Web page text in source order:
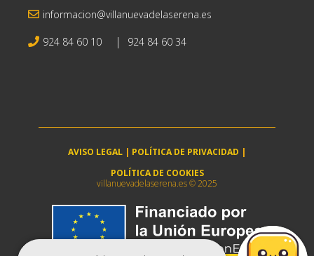
informacion@villanuevadelaserena.es
924 84 60 10 | 924 84 60 34
AVISO LEGAL | POLÍTICA DE PRIVACIDAD |
POLÍTICA DE COOKIES
villanuevadelaserena.es © 2025